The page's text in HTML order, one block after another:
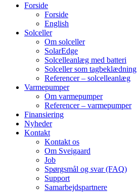
Forside
Forside
English
Solceller
Om solceller
SolarEdge
Solcelleanlæg med batteri
Solceller som tagbeklædning
Referencer – solcelleanlæg
Varmepumper
Om varmepumper
Referencer – varmepumper
Finansiering
Nyheder
Kontakt
Kontakt os
Om Sveigaard
Job
Spørgsmål og svar (FAQ)
Support
Samarbejdspartnere